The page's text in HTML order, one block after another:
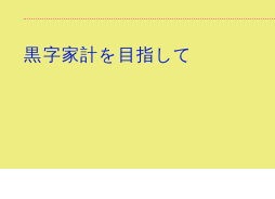
黒字家計を目指して